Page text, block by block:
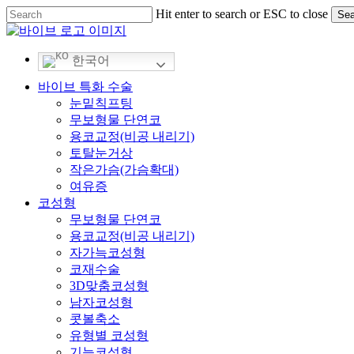
Skip
to
main
content
Hit enter to search or ESC to close
Close
한국어
Menu
바이브 특화 수술
눈밑칙프팅
무보형물 단연코
용코교정(비공 내리기)
토탈눈거상
작은가슴(가슴확대)
여유증
코성형
무보형물 단연코
용코교정(비공 내리기)
자가늑코성형
코재수술
3D맞춤코성형
남자코성형
콧볼축소
유형별 코성형